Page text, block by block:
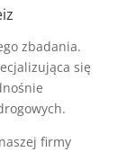
zbadania.
się
firmy